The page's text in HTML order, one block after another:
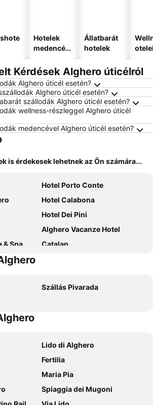
Hotelek
medencév
Állatbarát
hotelek
Kérdések Alghero úticélról
Alghero úticél esetén?
Alghero úticél esetén?
szállodák Alghero úticél esetén?
wellness-részleggel Alghero úticél
medencével Alghero úticél esetén?
is érdekesek lehetnek az Ön számára...
Hotel Porto Conte
Hotel Calabona
Hotel Dei Pini
Alghero Vacanze Hotel
& Spa
Catalan
by Meliá
Smy Carlos V Wellness & Spa Alghero
Hotel Punta Negra
Garden Hotel Alghero
spiagge
Lido Di Alghero Beach Resort
Hotel Angedras
Szállás Pivarada
Lido di Alghero
Fertilia
Maria Pia
Spiaggia dei Mugoni